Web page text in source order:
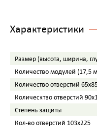
Характеристики
Размер (высота, ширина,
Количество модулей (17,5
Количество отверстий
Колическтво отверстий
Степень защиты
Кол-во отверстий 103х225